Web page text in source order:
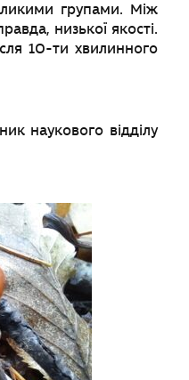
групами. Між
низької якості.
10-ти хвилинного
наукового відділу